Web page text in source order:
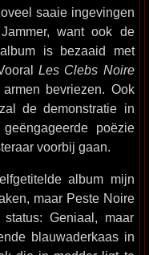
saaie ingevingen
want ook de
is bezaaid met
Les Clebs Noire
bevriezen. Ook
de demonstratie in
poëzie
voorbij gaan.
album mijn
maar Peste Noire
Geniaal, maar
blauwaderkaas in